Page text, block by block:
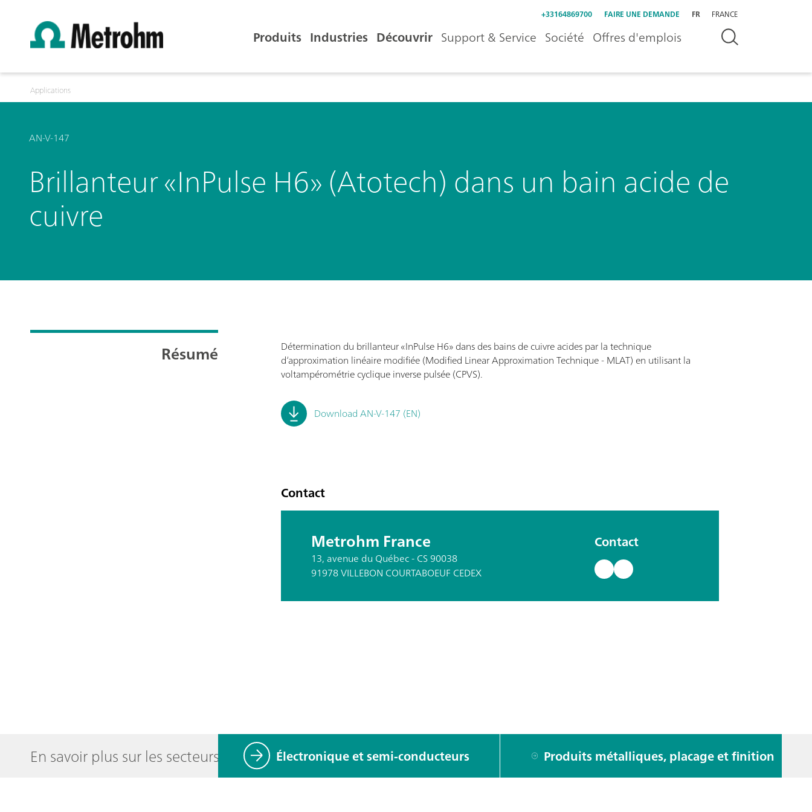
+33164869700 FAIRE UNE DEMANDE FR FRANCE
Produits Industries Découvrir Support & Service Société Offres d'emplois
Applications
AN-V-147
Brillanteur «InPulse H6» (Atotech) dans un bain acide de
cuivre
Résumé
Détermination du brillanteur «InPulse H6» dans des bains de cuivre acides par la technique
d‘approximation linéaire modifiée (Modified Linear Approximation Technique - MLAT) en utilisant la
voltampérométrie cyclique inverse pulsée (CPVS).
Download AN-V-147 (EN)
Contact
Metrohm France
13, avenue du Québec - CS 90038
91978 VILLEBON COURTABOEUF CEDEX
Contact
En savoir plus sur les secteurs d'activitéÉlectronique et semi-conducteurs Produits métalliques, placage et finition